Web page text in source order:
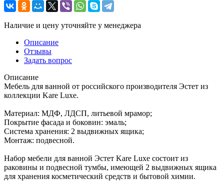
Наличие и цену уточняйте у менеджера
Описание
Отзывы
Задать вопрос
Описание
Мебель для ванной от российского производителя Эстет из
коллекции Kare Luxe.
Материал: МДФ, ЛДСП, литьевой мрамор;
Покрытие фасада и боковин: эмаль;
Система хранения: 2 выдвижных ящика;
Монтаж: подвесной.
Набор мебели для ванной Эстет Kare Luxe состоит из
раковины и подвесной тумбы, имеющей 2 выдвижных ящика
для хранения косметический средств и бытовой химии.